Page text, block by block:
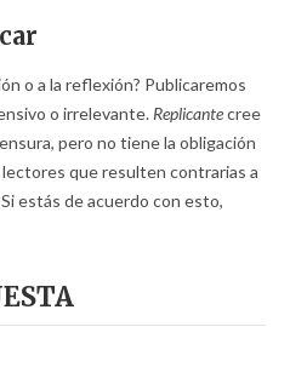
o a la reflexión? Publicaremos
o irrelevante. Replicantecree
pero no tiene la obligación
que resulten contrarias a
estás de acuerdo con esto,